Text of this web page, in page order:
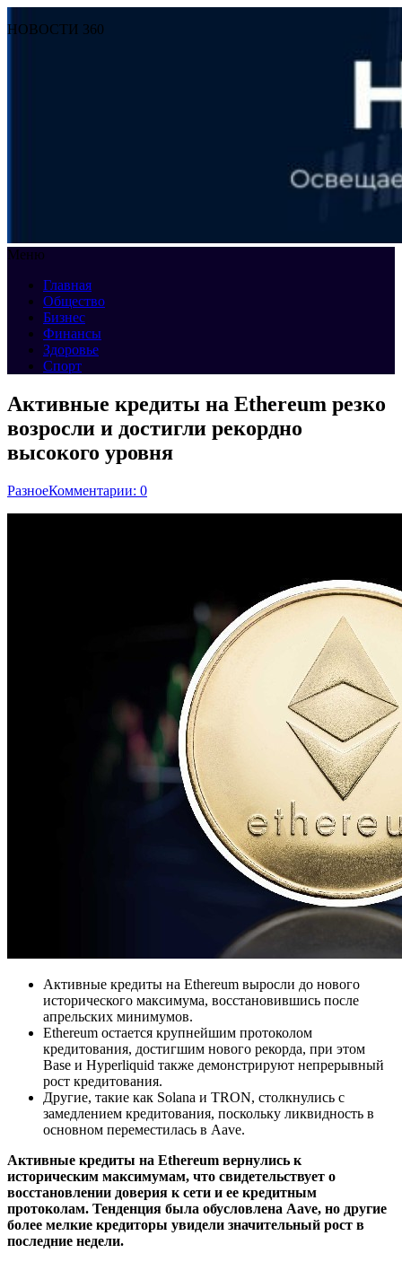
НОВОСТИ 360
Меню
Главная
Общество
Бизнес
Финансы
Здоровье
Спорт
Активные кредиты на Ethereum резко
возросли и достигли рекордно
высокого уровня
РазноеКомментарии: 0
Активные кредиты на Ethereum выросли до нового
исторического максимума, восстановившись после
апрельских минимумов.
Ethereum остается крупнейшим протоколом
кредитования, достигшим нового рекорда, при этом
Base и Hyperliquid также демонстрируют непрерывный
рост кредитования.
Другие, такие как Solana и TRON, столкнулись с
замедлением кредитования, поскольку ликвидность в
основном переместилась в Aave.
Активные кредиты на Ethereum вернулись к
историческим максимумам, что свидетельствует о
восстановлении доверия к сети и ее кредитным
протоколам. Тенденция была обусловлена ​​Aave, но другие
более мелкие кредиторы увидели значительный рост в
последние недели.